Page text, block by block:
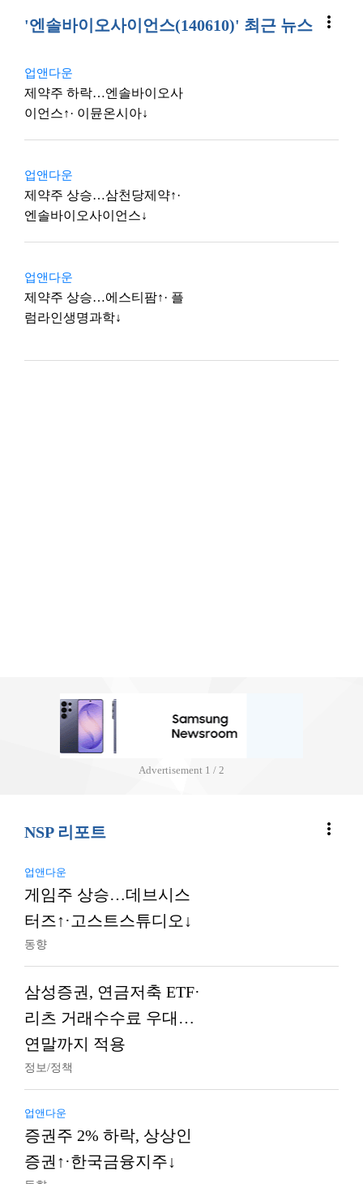
'엔솔바이오사이언스(140610)' 최근 뉴스 more_vert
업앤다운
제약주 하락…엔솔바이오사
이언스↑· 이뮨온시아↓
업앤다운
제약주 상승…삼천당제약↑·
엔솔바이오사이언스↓
업앤다운
제약주 상승…에스티팜↑· 플
럼라인생명과학↓
Advertisement 1 / 2
NSP 리포트 more_vert
업앤다운
게임주 상승…데브시스
터즈↑·고스트스튜디오↓
동향
삼성증권, 연금저축 ETF·
리츠 거래수수료 우대…
연말까지 적용
정보/정책
업앤다운
증권주 2% 하락, 상상인
증권↑·한국금융지주↓